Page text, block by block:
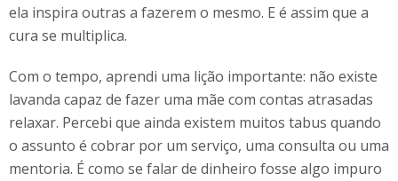
ela inspira outras a fazerem o mesmo. E é assim que a
cura se multiplica.
Com o tempo, aprendi uma lição importante: não existe
lavanda capaz de fazer uma mãe com contas atrasadas
relaxar. Percebi que ainda existem muitos tabus quando
o assunto é cobrar por um serviço, uma consulta ou uma
mentoria. É como se falar de dinheiro fosse algo impuro